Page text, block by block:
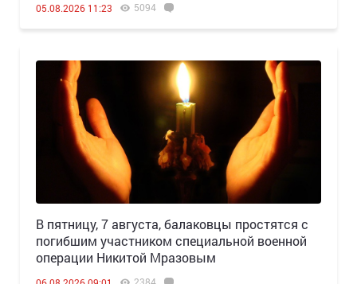
05.08.2026 11:23 5094
В пятницу, 7 августа, балаковцы простятся с
погибшим участником специальной военной
операции Никитой Мразовым